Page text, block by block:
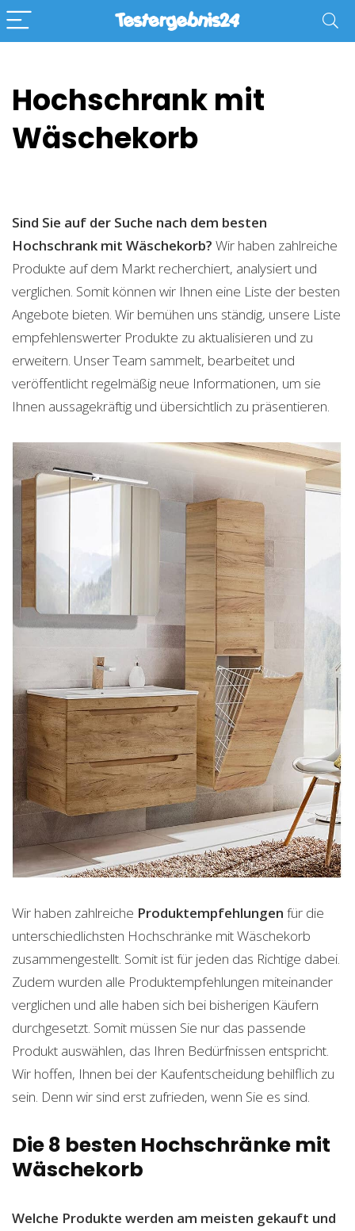
Hochschrank mit
Wäschekorb
Sind Sie auf der Suche nach dem besten
Hochschrank mit Wäschekorb? Wir haben zahlreiche
Produkte auf dem Markt recherchiert, analysiert und
verglichen. Somit können wir Ihnen eine Liste der besten
Angebote bieten. Wir bemühen uns ständig, unsere Liste
empfehlenswerter Produkte zu aktualisieren und zu
erweitern. Unser Team sammelt, bearbeitet und
veröffentlicht regelmäßig neue Informationen, um sie
Ihnen aussagekräftig und übersichtlich zu präsentieren.
Wir haben zahlreiche Produktempfehlungen für die
unterschiedlichsten Hochschränke mit Wäschekorb
zusammengestellt. Somit ist für jeden das Richtige dabei.
Zudem wurden alle Produktempfehlungen miteinander
verglichen und alle haben sich bei bisherigen Käufern
durchgesetzt. Somit müssen Sie nur das passende
Produkt auswählen, das Ihren Bedürfnissen entspricht.
Wir hoffen, Ihnen bei der Kaufentscheidung behilflich zu
sein. Denn wir sind erst zufrieden, wenn Sie es sind.
Die 8 besten Hochschränke mit
Wäschekorb
Welche Produkte werden am meisten gekauft und